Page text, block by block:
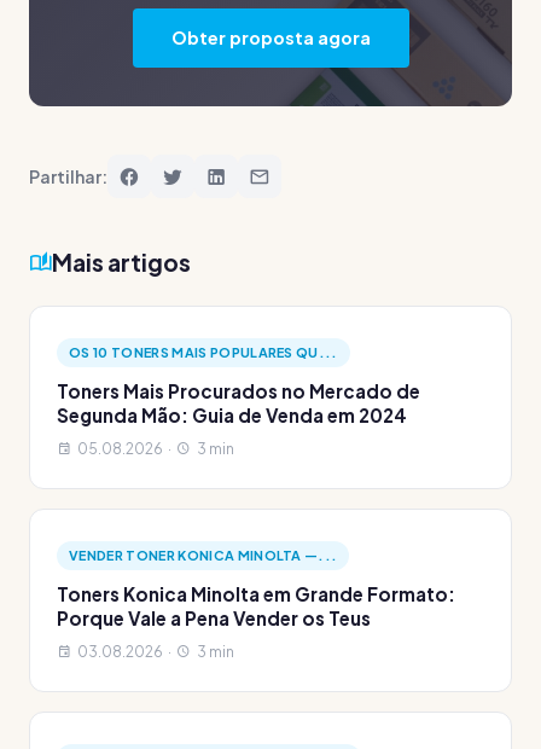
Obter proposta agora
Partilhar:
Mais artigos
OS 10 TONERS MAIS POPULARES QU...
Toners Mais Procurados no Mercado de
Segunda Mão: Guia de Venda em 2024
05.08.2026 · 3 min
VENDER TONER KONICA MINOLTA —...
Toners Konica Minolta em Grande Formato:
Porque Vale a Pena Vender os Teus
03.08.2026 · 3 min